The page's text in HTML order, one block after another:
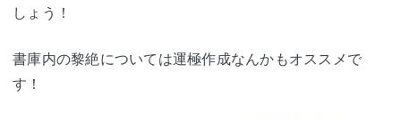
しょう！
書庫内の黎絶については運極作成なんかもオススメで
す！